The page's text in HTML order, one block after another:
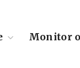
Monitor